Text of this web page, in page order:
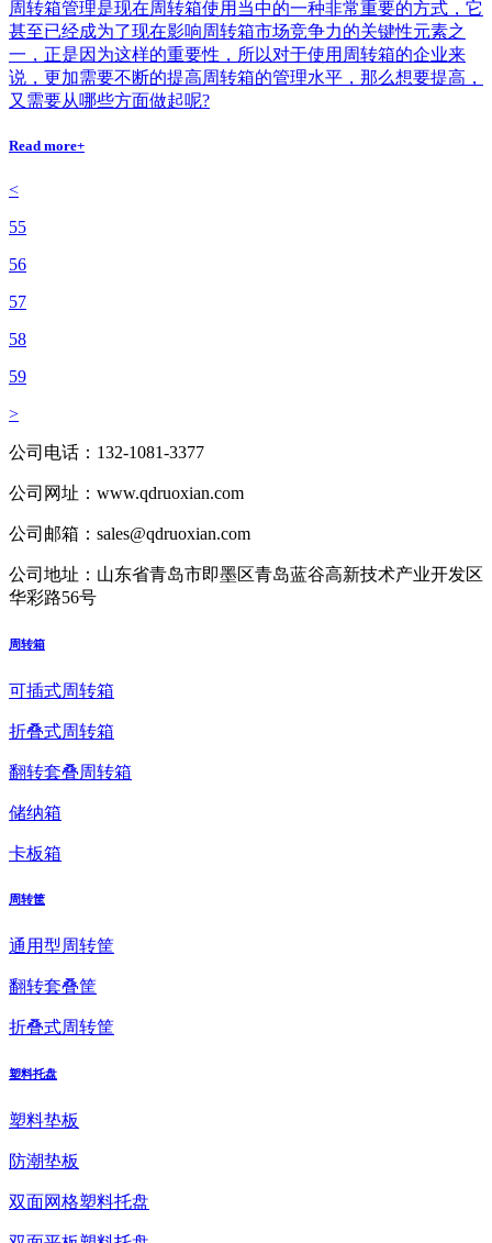
周转箱管理是现在周转箱使用当中的一种非常重要的方式，它
甚至已经成为了现在影响周转箱市场竞争力的关键性元素之
一，正是因为这样的重要性，所以对于使用周转箱的企业来
说，更加需要不断的提高周转箱的管理水平，那么想要提高，
又需要从哪些方面做起呢?
Read more+
<
55
56
57
58
59
>
公司电话： 132-1081-3377
公司网址： www.qdruoxian.com
公司邮箱： sales@qdruoxian.com
公司地址： 山东省青岛市即墨区青岛蓝谷高新技术产业开发区
华彩路56号
周转箱
可插式周转箱
折叠式周转箱
翻转套叠周转箱
储纳箱
卡板箱
周转筐
通用型周转筐
翻转套叠筐
折叠式周转筐
塑料托盘
塑料垫板
防潮垫板
双面网格塑料托盘